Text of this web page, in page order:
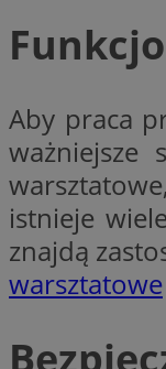
Aby praca
ważniejsze
istnieje
znajdą
warsztatowe